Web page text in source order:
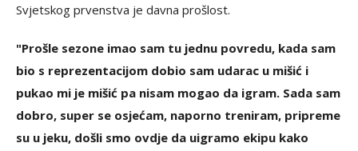
Svjetskog prvenstva je davna prošlost.
"Prošle sezone imao sam tu jednu povredu, kada sam
bio s reprezentacijom dobio sam udarac u mišić i
pukao mi je mišić pa nisam mogao da igram. Sada sam
dobro, super se osjećam, naporno treniram, pripreme
su u jeku, došli smo ovdje da uigramo ekipu kako